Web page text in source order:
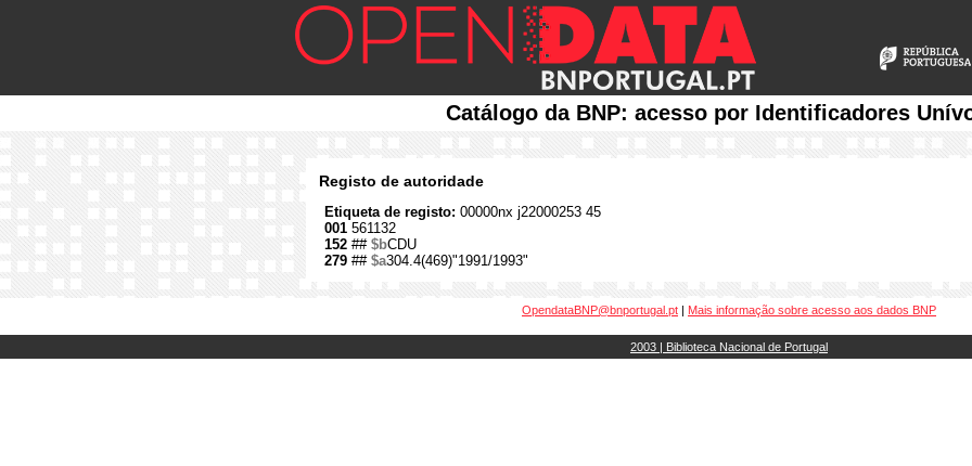
Catálogo da BNP: acesso por Identificadores
Registo de autoridade
Etiqueta de registo: 00000nx j22000253 45
001 561132
152 ## $bCDU
279 ## $a304.4(469)"1991/1993"
OpendataBNP@bnportugal.pt | Mais informação sobre acesso aos dados BNP
2003 | Biblioteca Nacional de Portugal